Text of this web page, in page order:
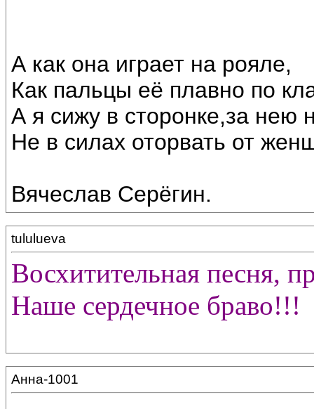
А как она играет на рояле,
Как пальцы её плавно по
А я сижу в сторонке,за нею
Не в силах оторвать от
Вячеслав Серёгин.
tululueva
Восхитительная песня,
Наше сердечное браво!!!
Анна-1001